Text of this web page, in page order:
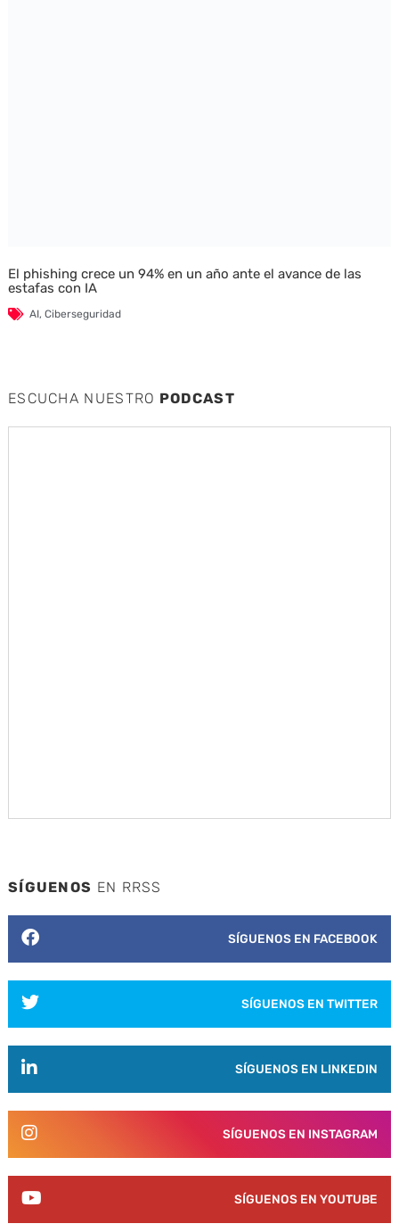
El phishing crece un 94% en un año ante el avance de las
estafas con IA
AI, Ciberseguridad
ESCUCHA NUESTRO PODCAST
SÍGUENOS EN RRSS
SÍGUENOS EN FACEBOOK
SÍGUENOS EN TWITTER
SÍGUENOS EN LINKEDIN
SÍGUENOS EN INSTAGRAM
SÍGUENOS EN YOUTUBE